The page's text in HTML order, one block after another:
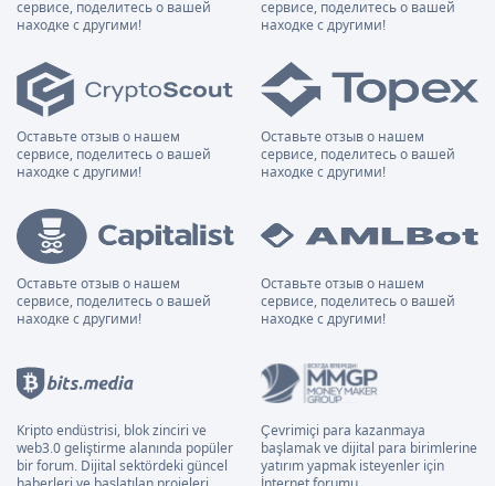
сервисе, поделитесь о вашей
находке с другими!
сервисе, поделитесь о вашей
находке с другими!
Оставьте отзыв о нашем
сервисе, поделитесь о вашей
находке с другими!
Оставьте отзыв о нашем
сервисе, поделитесь о вашей
находке с другими!
Оставьте отзыв о нашем
сервисе, поделитесь о вашей
находке с другими!
Оставьте отзыв о нашем
сервисе, поделитесь о вашей
находке с другими!
Kripto endüstrisi, blok zinciri ve
web3.0 geliştirme alanında popüler
bir forum. Dijital sektördeki güncel
Çevrimiçi para kazanmaya
başlamak ve dijital para birimlerine
yatırım yapmak isteyenler için